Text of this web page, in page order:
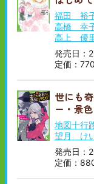
福田 裕
高橋 幸
高上 優
発売日：
定価：
世にも
ー・景
地図十行
望月 け
発売日：
定価：